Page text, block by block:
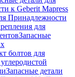
к Geberit Mapress
Принадлежности
для
Запасные
болтов для
Запасные детали